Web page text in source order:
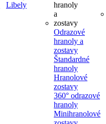
Libely
Odrazové
hranoly a
zostavy
Štandardné
hranoly
Hranolové
zostavy
360° odrazové
hranoly
Minihranolové